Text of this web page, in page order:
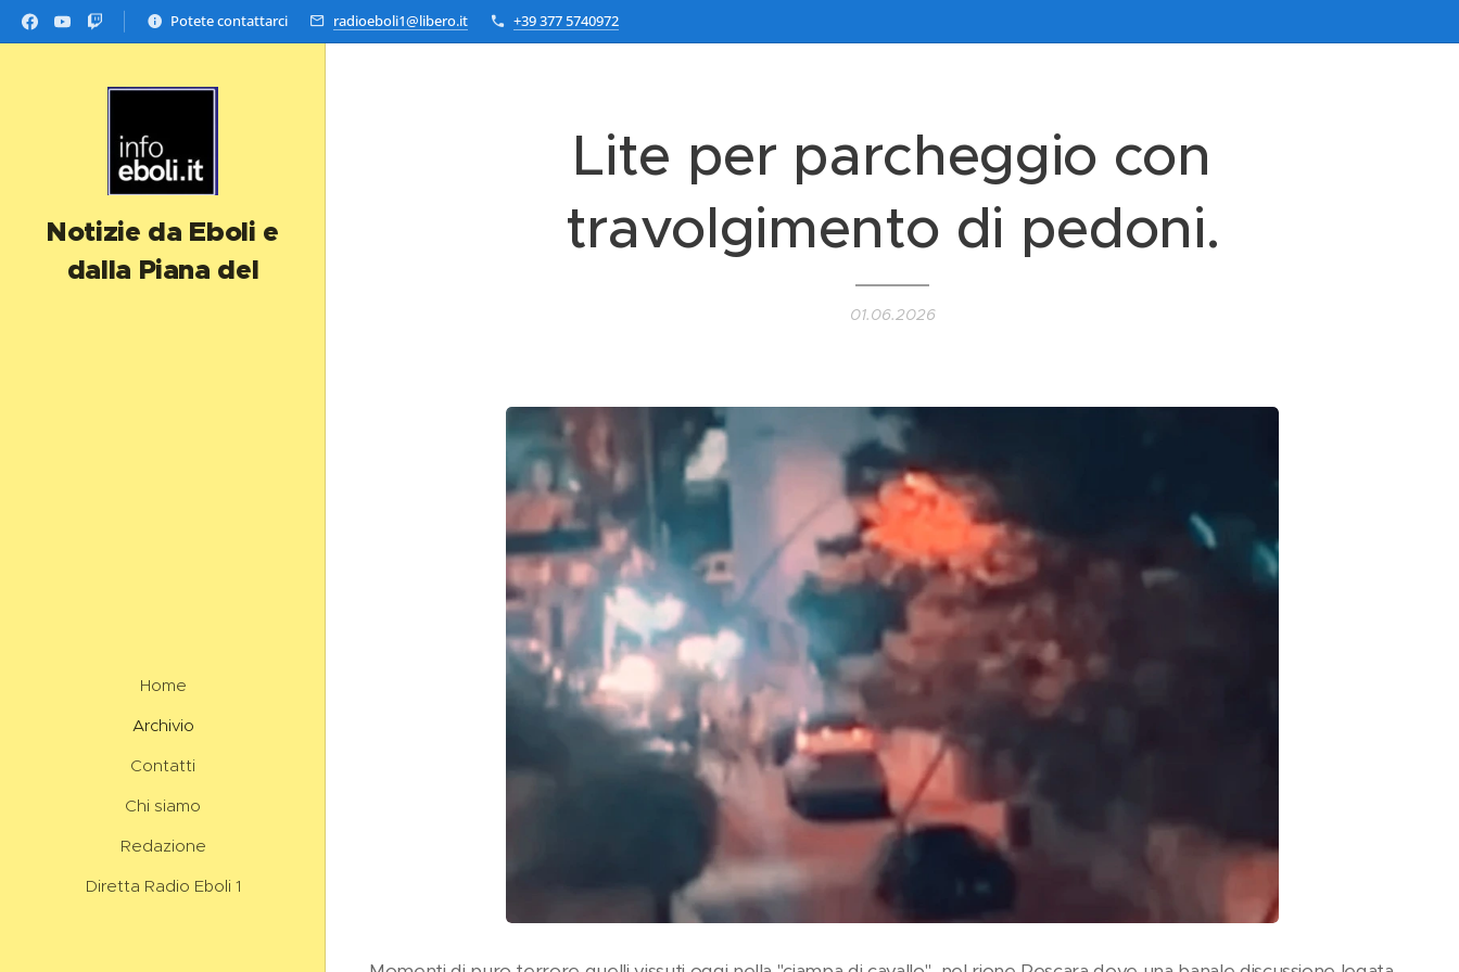
Potete contattarci radioeboli1@libero.it +39 377 5740972
Notizie da Eboli e
dalla Piana del
Home
Archivio
Contatti
Chi siamo
Redazione
Diretta Radio Eboli 1
Lite per parcheggio con
travolgimento di pedoni.
01.06.2026